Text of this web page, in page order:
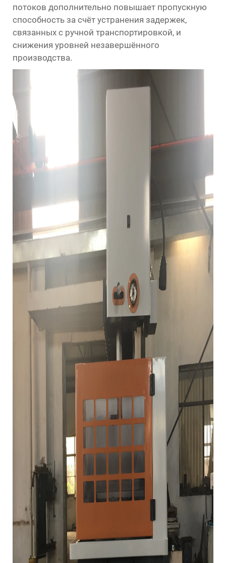
потоков дополнительно повышает пропускную
способность за счёт устранения задержек,
связанных с ручной транспортировкой, и
снижения уровней незавершённого
производства.